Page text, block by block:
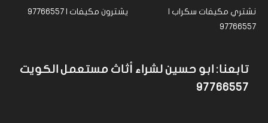
نشتري مكيفات سكراب |
97766557
يشترون مكيفات | 97766557
تابعنا: ابو حسين لشراء أثاث مستعمل الكويت
97766557